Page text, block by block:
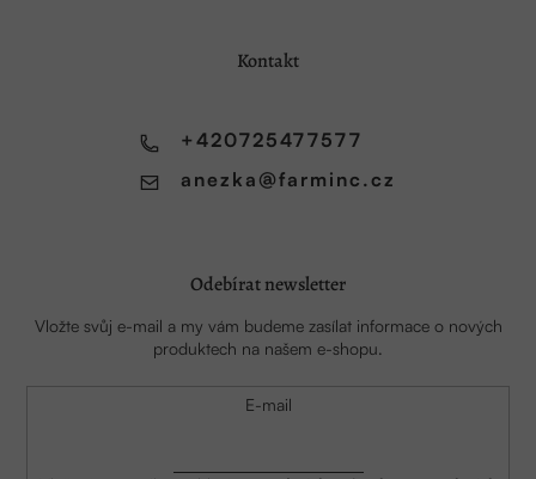
Kontakt
anezka @farminc.cz
+420725477577
Odebírat newsletter
Vložte svůj e-mail a my vám budeme zasílat informace o nových
produktech na našem e-shopu.
E-mail